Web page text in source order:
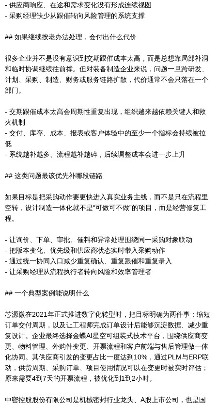
- 供应商响应、在途和需求变化没有形成连续视图
- 采购经理缺少从跟催转向风险管理的系统支撑
## 如果继续按老办法处理，会付出什么代价
很多企业并不是没有意识到交期跟催成本太高，而是总想靠局部补洞
和临时协调继续往前撑。但对装备制造企业来说，问题一旦跨研发、
计划、采购、制造、财务或服务链路扩散，代价通常不会只落在一个
部门。
- 交期跟催成本太高会周期性重复出现，组织越来越依赖关键人和救
火机制
- 交付、库存、成本、报表或客户体验中的至少一个指标会持续被拉
低
- 系统越补越多、流程越补越碎，后续调整成本会进一步上升
## 这类问题最该优先补哪段链路
如果目标是把采购动作要更快进入真实业务主线，而不是只在流程里
空转，设计制造一体化就不是“可做可不做”的项目，而是经营修复工
程。
- 让询价、下单、审批、催料和异常处理围绕同一采购对象联动
- 把版本变化、优先级和供应商状态实时带入采购动作
- 通过统一协同入口减少重复确认、重复跟催和重复录入
- 让采购经理从流程执行者转向风险和效率管理者
## 一个典型案例能说明什么
芯源微在2021年正式推进数字化转型时，把目标明确为两件事：缩短
订单交付周期，以及让工程师完成订单设计后能够沉淀数据、减少重
复设计。企业最终选择金蝶AI星空可组装式技术平台，围绕供应商变
更、物料管理、外购件变更、开票流程和客户前端与售后管理做一体
化协同。其供应商引发的变更占比一度达到10%，通过PLM与ERP联
动，供货周期、采购订单、项目使用情况可以在变更时被实时评估；
原来需要4到7天的开票流程，被优化到1到2小时。
中密控股股份有限公司是机械密封行业龙头、A股上市公司，也是国